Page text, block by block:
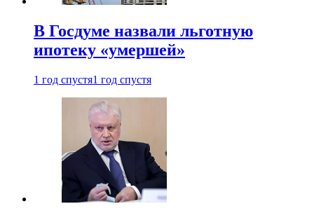
В Госдуме назвали льготную
ипотеку «умершей»
1 год спустя1 год спустя